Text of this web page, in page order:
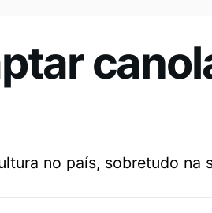
no país, sobretudo na